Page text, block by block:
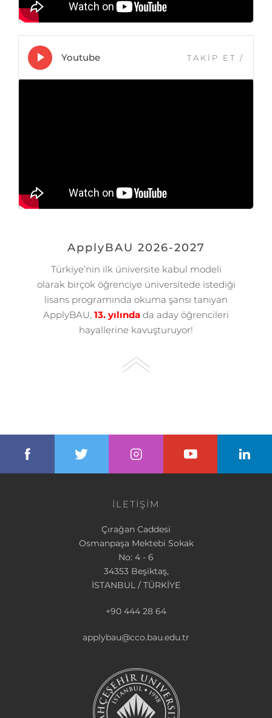
Youtube TAKİP ET /
ApplyBAU 2026-2027
Türkiye’nin ilk üniversite kabul modeli
olarak birçok öğrenciye üniversitede istediği
lisans programında okuma şansı tanıyan
ApplyBAU, 13. yılında da aday öğrencileri
hayallerine kavuşturuyor!
İLETİŞİM
Çırağan Caddesi
Osmanpaşa Mektebi Sokak
No: 4 - 6
34353 Beşiktaş,
İSTANBUL / TÜRKİYE
+90 444 28 64
applybau@cco.bau.edu.tr